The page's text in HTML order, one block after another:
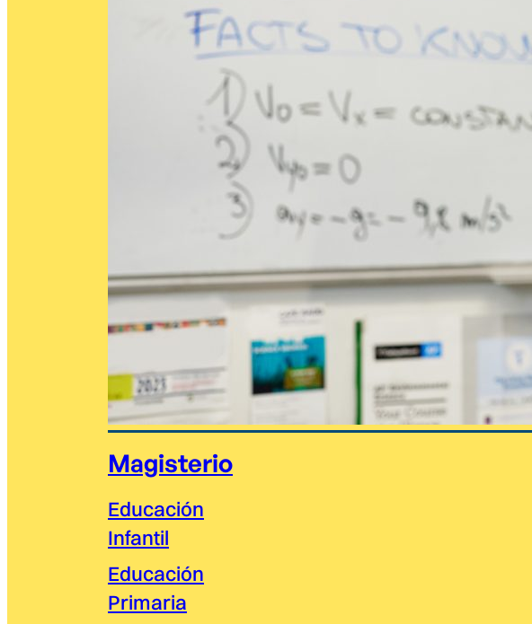
Magisterio
Educación
Infantil
Educación
Primaria